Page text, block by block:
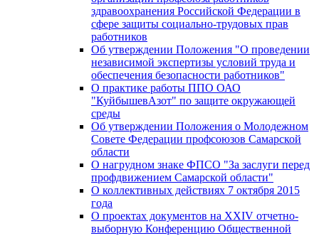
здравоохранения Российской Федерации в
сфере защиты социально-трудовых прав
работников
Об утверждении Положения "О проведении
независимой экспертизы условий труда и
обеспечения безопасности работников"
О практике работы ППО ОАО
"КуйбышевАзот" по защите окружающей
среды
Об утверждении Положения о Молодежном
Совете Федерации профсоюзов Самарской
области
О нагрудном знаке ФПСО "За заслуги перед
профдвижением Самарской области"
О коллективных действиях 7 октября 2015
года
О проектах документов на XXIV отчетно-
выборную Конференцию Общественной